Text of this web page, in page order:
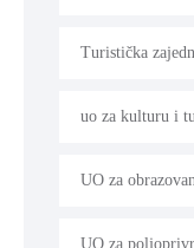
Turistička
uo za kulturu i
UO za
UO za